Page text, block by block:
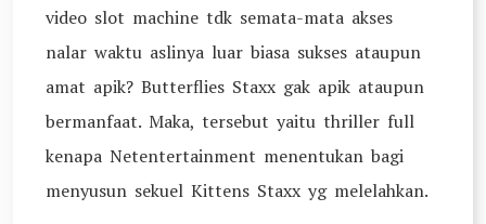
video slot machine tdk semata-mata akses
nalar waktu aslinya luar biasa sukses ataupun
amat apik? Butterflies Staxx gak apik ataupun
bermanfaat. Maka, tersebut yaitu thriller full
kenapa Netentertainment menentukan bagi
menyusun sekuel Kittens Staxx yg melelahkan.